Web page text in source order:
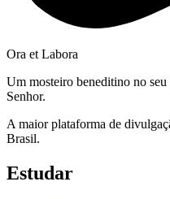
Ora et Labora
Um mosteiro beneditino no
Senhor.
A maior plataforma de
Brasil.
Estudar